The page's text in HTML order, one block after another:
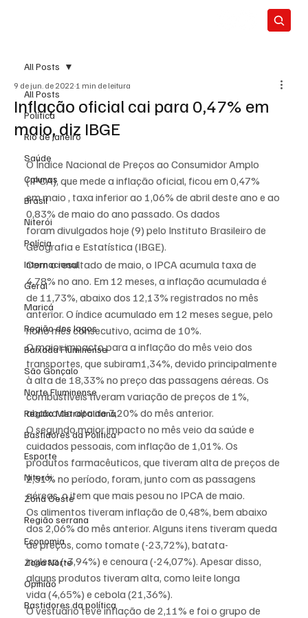
All Posts
Política
Rio de Janeiro
Saúde
Colunas
Brasil
Niterói
Polícia
Internacional
Geral
Maricá
Região dos lagos
Baixada Fluminense
São Gonçalo
Norte Fluminense
Região Metropolitana
Bastidores da Política
Esporte
Niterói
Zona Oeste
Região serrana
Economia
Zona Norte
Opinião
Bastidores da política
All Posts
Inflação oficial cai para 0,47% em
maio, diz IBGE
9 de jun. de 2022 1 min de leitura
O Índice Nacional de Preços ao Consumidor Amplo
(IPCA), que mede a inflação oficial, ficou em 0,47%
em maio , taxa inferior ao 1,06% de abril deste ano e ao
0,83% de maio do ano passado. Os dados
foram divulgados hoje (9) pelo Instituto Brasileiro de
Geografia e Estatística (IBGE).
Com o resultado de maio, o IPCA acumula taxa de
4,78% no ano. Em 12 meses, a inflação acumulada é
de 11,73%, abaixo dos 12,13% registrados no mês
anterior. O índice acumulado em 12 meses segue, pelo
nono mês consecutivo, acima de 10%.
O maior impacto para a inflação do mês veio dos
transportes, que subiram1,34%, devido principalmente
à alta de 18,33% no preço das passagens aéreas. Os
combustíveis tiveram variação de preços de 1%,
abaixo da alta de 3,20% do mês anterior.
O segundo maior impacto no mês veio da saúde e
cuidados pessoais, com inflação de 1,01%. Os
produtos farmacêuticos, que tiveram alta de preços de
2,51% no período, foram, junto com as passagens
aéreas, o item que mais pesou no IPCA de maio.
Os alimentos tiveram inflação de 0,48%, bem abaixo
dos 2,06% do mês anterior. Alguns itens tiveram queda
de preços, como tomate (-23,72%), batata-
inglesa (-3,94%) e cenoura (-24,07%). Apesar disso,
alguns produtos tiveram alta, como leite longa
vida (4,65%) e cebola (21,36%).
O vestuário teve inflação de 2,11% e foi o grupo de